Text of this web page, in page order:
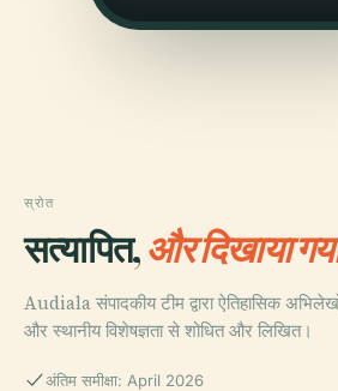
स्रोत
सत्यापित,और दिखाया
Audiala संपादकीय टीम द्वारा ऐतिहासिक
और स्थानीय विशेषज्ञता से शोधित और लिखित।
अंतिम समीक्षा: April 2026